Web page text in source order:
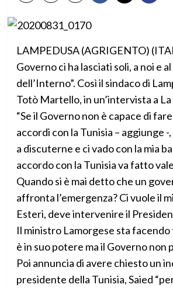
LAMPEDUSA (AGRIGENTO)
Governo ci ha lasciati soli, a noi e
dell’Interno”. Così il sindaco di
Totò Martello, in un’intervista a La
“Se il Governo non è capace di
accordi con la Tunisia – aggiunge -
a discuterne e ci vado con la mia
accordo con la Tunisia va fatto
Quando si è mai detto che un
affronta l’emergenza? Ci vuole il
Esteri, deve intervenire il
Il ministro Lamorgese sta
è in suo potere ma il Governo non
Poi annuncia di avere chiesto un
presidente della Tunisia, Saied